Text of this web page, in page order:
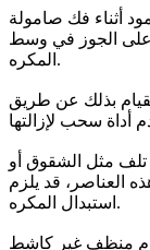
أثناء فك صامولة
على الجوز في وسط
المكره.
القيام بذلك عن طريق
تلف مثل الشقوق أو
العناصر، قد يلزم
استبدال المكره.
منظف غير كاشط